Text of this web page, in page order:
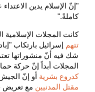
"إنّ الإسلام يدين
كاملةً."
كانت المجلات الإسلامية
تتهم إسرائيل بارتكاب
شك فيه أنّ منشوراتها
المجلات أبداً إنّ حركة
كدروع بشرية أو إنّ
مقتل المدنيين مع تعريض